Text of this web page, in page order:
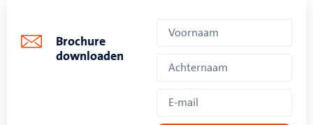
Brochure
downloaden